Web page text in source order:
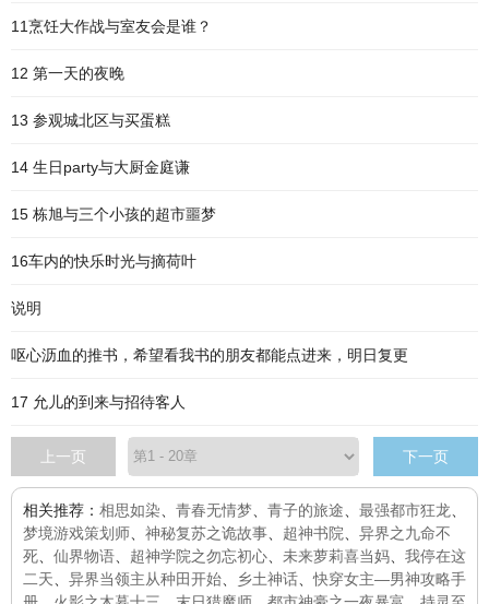
11烹饪大作战与室友会是谁？
12 第一天的夜晚
13 参观城北区与买蛋糕
14 生日party与大厨金庭谦
15 栋旭与三个小孩的超市噩梦
16车内的快乐时光与摘荷叶
说明
呕心沥血的推书，希望看我书的朋友都能点进来，明日复更
17 允儿的到来与招待客人
上一页 下一页
相关推荐： 相思如染 青春无情梦 青子的旅途 最强都市狂龙
梦境游戏策划师
神秘复苏之诡故事 超神书院
异界之九命不
死
仙界物语 超神学院之勿忘初心 未来萝莉喜当妈
我停在这
二天
异界当领主从种田开始 乡土神话 、快穿女主—男神攻略手